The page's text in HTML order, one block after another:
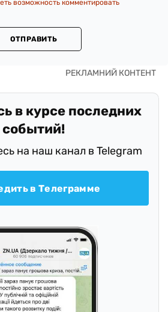
возможность комментировать
ОТПРАВИТЬ
в курсе последних
событий!
на наш канал в Telegram
в Телеграмме